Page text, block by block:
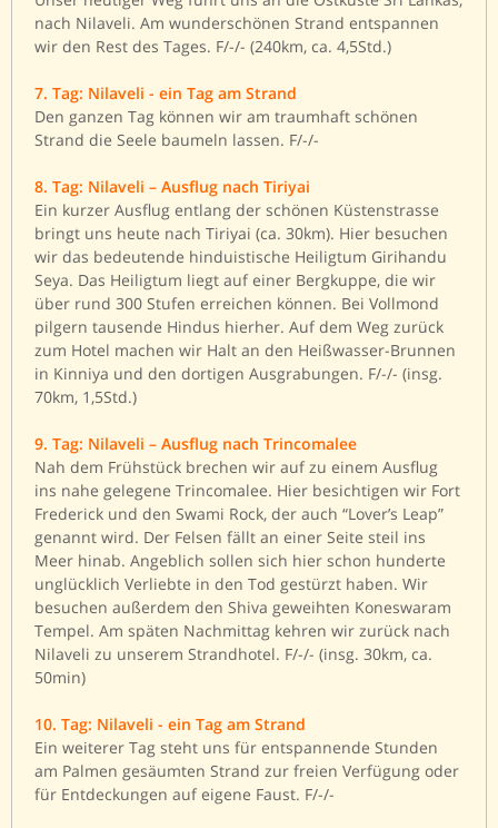
nach Nilaveli. Am wunderschönen Strand entspannen
wir den Rest des Tages. F/-/- (240km, ca. 4,5Std.)
7. Tag: Nilaveli - ein Tag am Strand
Den ganzen Tag können wir am traumhaft schönen
Strand die Seele baumeln lassen. F/-/-
8. Tag: Nilaveli – Ausflug nach Tiriyai
Ein kurzer Ausflug entlang der schönen Küstenstrasse
bringt uns heute nach Tiriyai (ca. 30km). Hier besuchen
wir das bedeutende hinduistische Heiligtum Girihandu
Seya. Das Heiligtum liegt auf einer Bergkuppe, die wir
über rund 300 Stufen erreichen können. Bei Vollmond
pilgern tausende Hindus hierher. Auf dem Weg zurück
zum Hotel machen wir Halt an den Heißwasser-Brunnen
in Kinniya und den dortigen Ausgrabungen. F/-/- (insg.
70km, 1,5Std.)
9. Tag: Nilaveli – Ausflug nach Trincomalee
Nah dem Frühstück brechen wir auf zu einem Ausflug
ins nahe gelegene Trincomalee. Hier besichtigen wir Fort
Frederick und den Swami Rock, der auch “Lover’s Leap”
genannt wird. Der Felsen fällt an einer Seite steil ins
Meer hinab. Angeblich sollen sich hier schon hunderte
unglücklich Verliebte in den Tod gestürzt haben. Wir
besuchen außerdem den Shiva geweihten Koneswaram
Tempel. Am späten Nachmittag kehren wir zurück nach
Nilaveli zu unserem Strandhotel. F/-/- (insg. 30km, ca.
50min)
10. Tag: Nilaveli - ein Tag am Strand
Ein weiterer Tag steht uns für entspannende Stunden
am Palmen gesäumten Strand zur freien Verfügung oder
für Entdeckungen auf eigene Faust. F/-/-